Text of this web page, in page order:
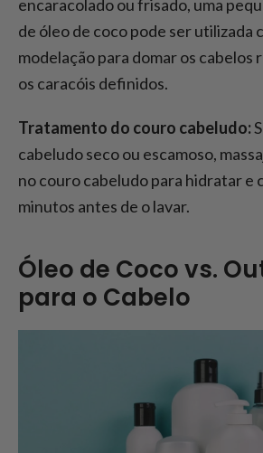
encaracolado ou frisado, uma
de óleo de coco pode ser utilizada
modelação para domar os cabelos
os caracóis definidos.
Tratamento do couro cabeludo:
cabeludo seco ou escamoso,
no couro cabeludo para hidratar e
minutos antes de o lavar.
Óleo de Coco vs.
para o Cabelo